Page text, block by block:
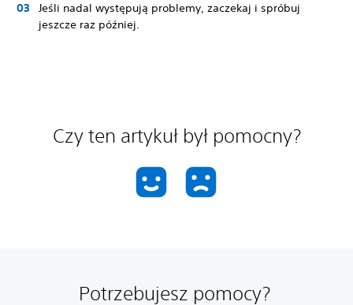
Jeśli nadal występują problemy, zaczekaj i spróbuj
jeszcze raz później.
Czy ten artykuł był pomocny?
Potrzebujesz pomocy?